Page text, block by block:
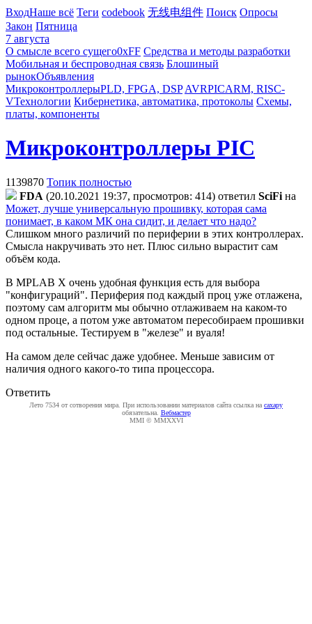
ВходНаше всё Теги codebook 无线电组件 Поиск Опросы
Закон Пятница
7 августа
О смысле всего сущего0xFF Средства и методы разработки
Мобильная и беспроводная связь Блошиный
рынокОбъявления
МикроконтроллерыPLD, FPGA, DSP AVRPICARM, RISC-
VТехнологии Кибернетика, автоматика, протоколы Схемы,
платы, компоненты
Микроконтроллеры PIC
1139870 Топик полностью
FDA (20.10.2021 19:37, просмотров: 414) ответил SciFi на
Может, лучше универсальную прошивку, которая сама
понимает, в каком МК она сидит, и делает что надо?
Слишком много различий по периферии в этих контроллерах.
Смысла накручивать это нет. Плюс сильно вырастит сам
объём кода.
В MPLAB X очень удобная функция есть для выбора
"конфигураций". Периферия под каждый проц уже отлажена,
поэтому сам алгоритм мы обычно отлаживаем на каком-то
одном проце, а потом уже автоматом пересобираем прошивки
под остальные. Тестируем в "железе" и вуаля!
На самом деле сейчас даже удобнее. Меньше зависим от
наличия одного какого-то типа процессора.
Ответить
Лето 7534 от сотворения мира. При использовании материалов сайта ссылка на caxapу
обязательна. Вебмастер
MMI © MMXXVI